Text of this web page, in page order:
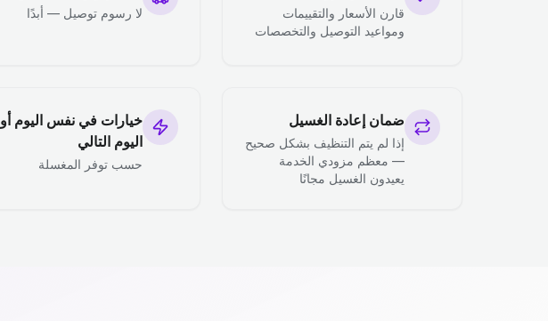
قارن الأسعار والتقييمات
ومواعيد التوصيل والتخصصات
لا رسوم توصيل — أبدًا
ضمان إعادة الغسيل
إذا لم يتم التنظيف بشكل صحيح
— معظم مزودي الخدمة
يعيدون الغسيل مجانًا
خيارات في نفس اليوم أو
اليوم التالي
حسب توفر المغسلة